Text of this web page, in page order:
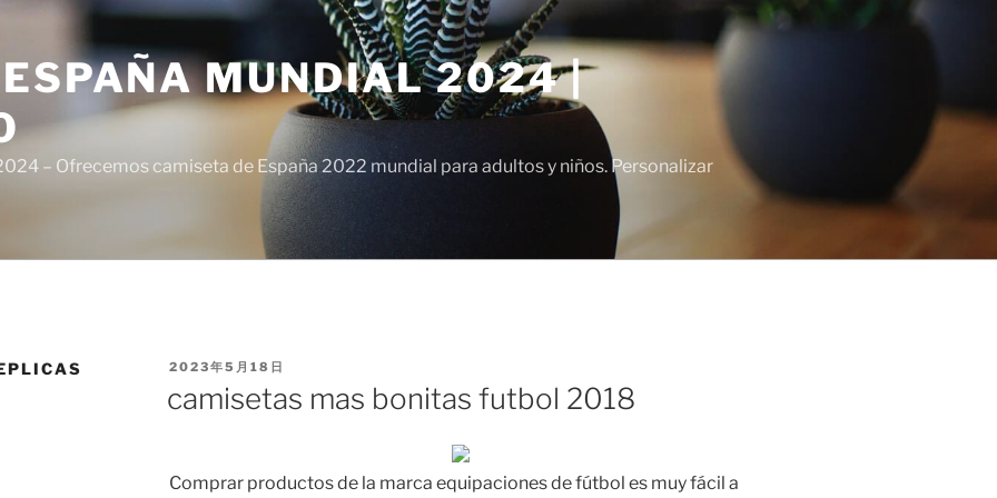
MUNDIAL 2024 |
– Ofrecemos camiseta de España 2022 mundial para adultos y niños. Personalizar
PUBLICADO
2023年5月18日
camisetas mas bonitas futbol 2018
Comprar productos de la marca equipaciones de fútbol es muy fácil a